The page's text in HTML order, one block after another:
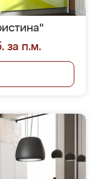
за п.м.